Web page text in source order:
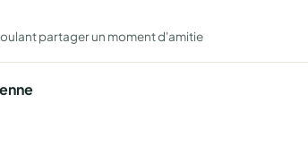
partager un moment d'amitie